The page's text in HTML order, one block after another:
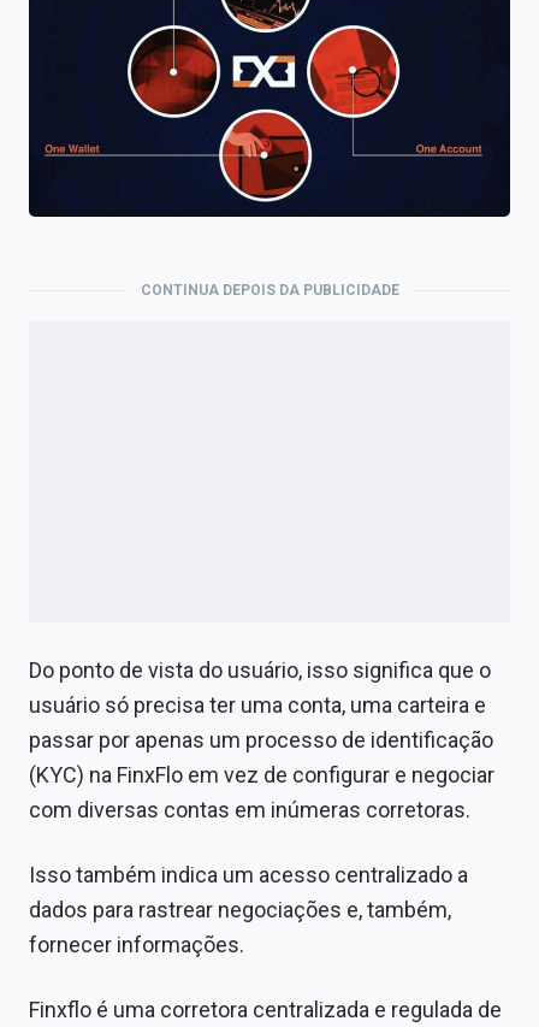
CONTINUA DEPOIS DA PUBLICIDADE
Do ponto de vista do usuário, isso significa que o
usuário só precisa ter uma conta, uma carteira e
passar por apenas um processo de identificação
(KYC) na FinxFlo em vez de configurar e negociar
com diversas contas em inúmeras corretoras.
Isso também indica um acesso centralizado a
dados para rastrear negociações e, também,
fornecer informações.
Finxflo é uma corretora centralizada e regulada de